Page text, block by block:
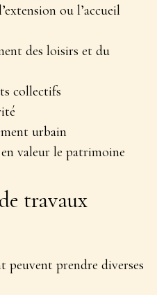
ou l’accueil
des loisirs et du
collectifs
urbain
valeur le patrimoine
travaux
peuvent prendre diverses